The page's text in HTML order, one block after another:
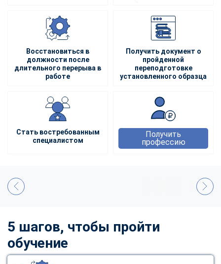
Восстановиться в
должности после
длительного перерыва в
работе
Получить документ о
пройденной
переподготовке
установленного образца
Стать востребованным
специалистом
Получить
профессию
5 шагов, чтобы пройти
обучение